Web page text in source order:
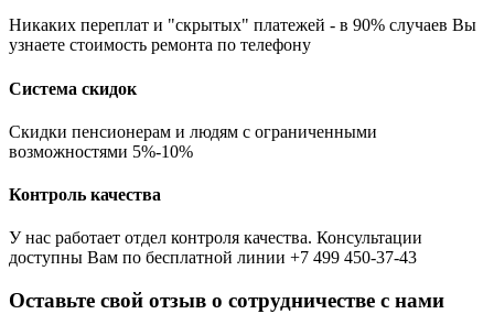
Никаких переплат и "скрытых" платежей - в 90% случаев Вы
узнаете стоимость ремонта по телефону
Система скидок
Скидки пенсионерам и людям с ограниченными
возможностями 5%-10%
Контроль качества
У нас работает отдел контроля качества. Консультации
доступны Вам по бесплатной линии +7 499 450-37-43
Оставьте свой отзыв о сотрудничестве с нами